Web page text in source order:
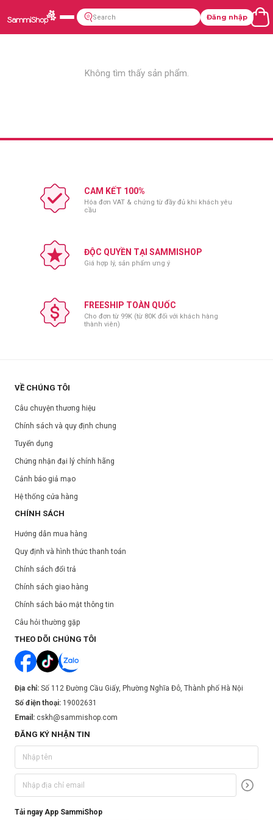
Đăng nhập
Không tìm thấy sản phẩm.
CAM KẾT 100%
Hóa đơn VAT & chứng từ đầy đủ khi khách yêu
cầu
ĐỘC QUYỀN TẠI SAMMISHOP
Giá hợp lý, sản phẩm ưng ý
FREESHIP TOÀN QUỐC
Cho đơn từ 99K (từ 80K đối với khách hàng
thành viên)
VỀ CHÚNG TÔI
Câu chuyện thương hiệu
Chính sách và quy định chung
Tuyển dụng
Chứng nhận đại lý chính hãng
Cảnh báo giả mạo
Hệ thống cửa hàng
CHÍNH SÁCH
Hướng dẫn mua hàng
Quy định và hình thức thanh toán
Chính sách đổi trả
Chính sách giao hàng
Chính sách bảo mật thông tin
Câu hỏi thường gặp
THEO DÕI CHÚNG TÔI
Địa chỉ: Số 112 Đường Cầu Giấy, Phường Nghĩa Đô, Thành phố Hà Nội
Số điện thoại: 19002631
Email: cskh@sammishop.com
ĐĂNG KÝ NHẬN TIN
Tải ngay App SammiShop